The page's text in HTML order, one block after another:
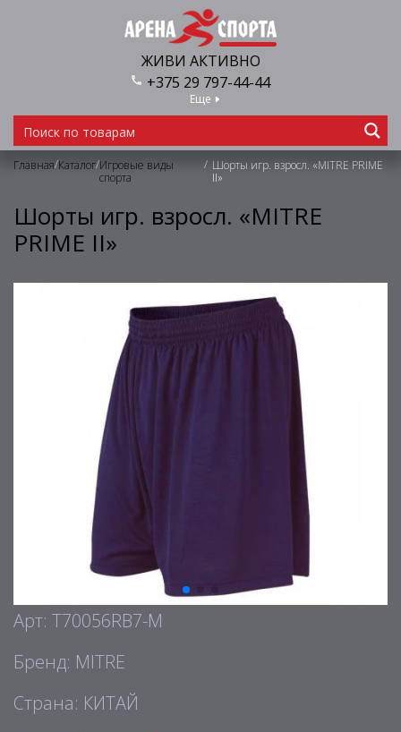
ЖИВИ АКТИВНО
+375 29 797-44-44
Еще
Главная/Каталог/Игровые виды
спорта
/ Шорты игр. взросл. «MITRE PRIME
II»
Шорты игр. взросл. «MITRE
PRIME II»
Арт: T70056RB7-M
Бренд: MITRE
Страна: КИТАЙ